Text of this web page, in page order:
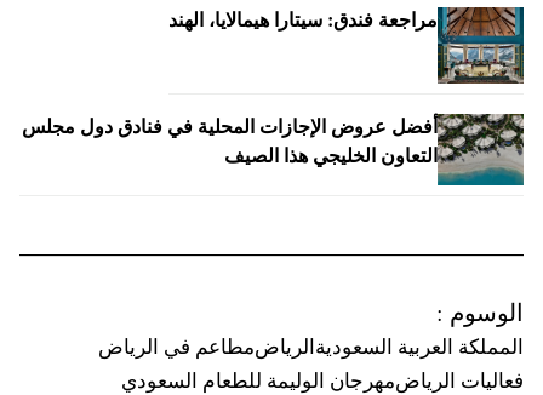
مراجعة فندق: سيتارا هيمالايا، الهند
أفضل عروض الإجازات المحلية في فنادق دول مجلس
التعاون الخليجي هذا الصيف
الوسوم :
المملكة العربية السعودية الرياضمطاعم في الرياض
فعاليات الرياضمهرجان الوليمة للطعام السعودي